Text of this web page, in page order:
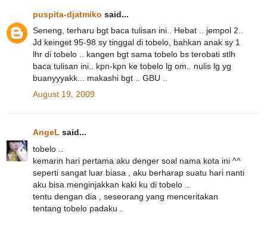
puspita-djatmiko said...
Seneng, terharu bgt baca tulisan ini.. Hebat .. jempol 2..
Jd keinget 95-98 sy tinggal di tobelo, bahkan anak sy 1
lhr di tobelo .. kangen bgt sama tobelo bs terobati stlh
baca tulisan ini.. kpn-kpn ke tobelo lg om.. nulis lg yg
buanyyyakk... makashi bgt .. GBU ..
August 19, 2009
AngeL said...
tobelo ..
kemarin hari pertama aku denger soal nama kota ini ^^
seperti sangat luar biasa , aku berharap suatu hari nanti
aku bisa menginjakkan kaki ku di tobelo ..
tentu dengan dia , seseorang yang menceritakan
tentang tobelo padaku .